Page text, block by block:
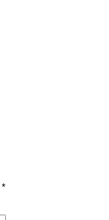
*